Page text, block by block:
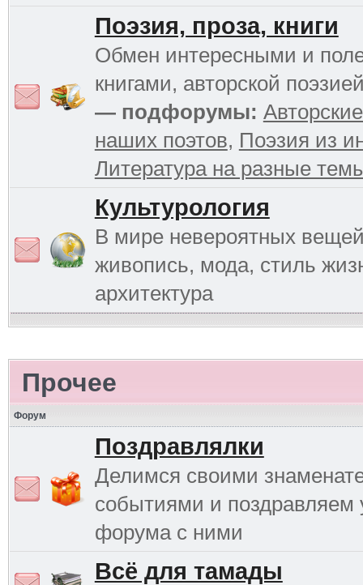
Поэзия, проза, книги
Обмен интересными и
книгами, авторской
— подфорумы:
наших поэтов, Поэзия из
Литература на разные
Культурология
В мире невероятных
живопись, мода, стиль
архитектура
Прочее
Форум
Поздравлялки
Делимся своими
событиями и поздравляем
форума с ними
Всё для тамады